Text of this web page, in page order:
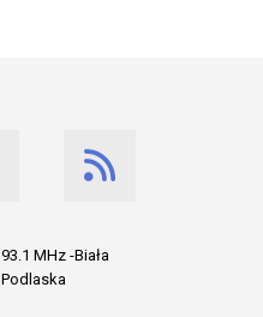
93.1 MHz -Biała
Podlaska